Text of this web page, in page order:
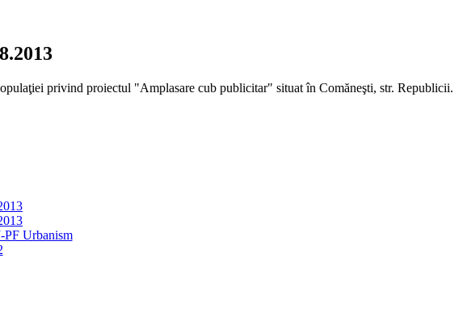
privind proiectul "Amplasare cub publicitar" situat în Comăneşti, str. Republicii.
PF Urbanism